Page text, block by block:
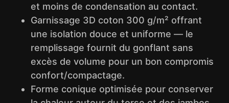
et moins de condensation au contact.
Garnissage 3D coton 300 g/m² offrant
une isolation douce et uniforme — le
remplissage fournit du gonflant sans
excès de volume pour un bon compromis
confort/compactage.
Forme conique optimisée pour conserver